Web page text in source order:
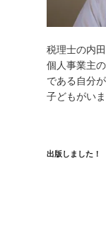
税理士の内田
個人事業主
である自分
子どもがい
出版しました！